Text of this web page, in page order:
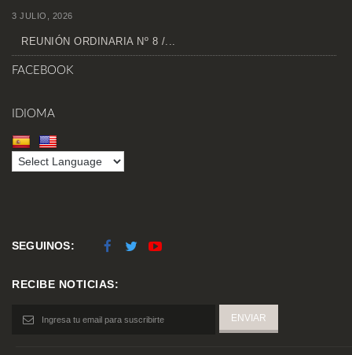
3 JULIO, 2026
REUNIÓN ORDINARIA Nº 8 /...
FACEBOOK
IDIOMA
SEGUINOS:
RECIBE NOTICIAS: